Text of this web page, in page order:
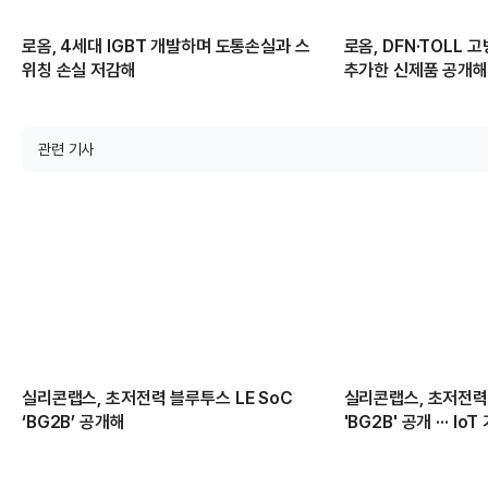
로옴, 4세대 IGBT 개발하며 도통손실과 스
위칭 손실 저감해
로옴, DFN·TOLL 고
추가한 신제품 공개해
관련 기사
실리콘랩스, 초저전력 블루투스 LE SoC
‘BG2B’ 공개해
실리콘랩스, 초저전
'BG2B' 공개 ··· IoT